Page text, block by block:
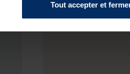
Tout accepter et